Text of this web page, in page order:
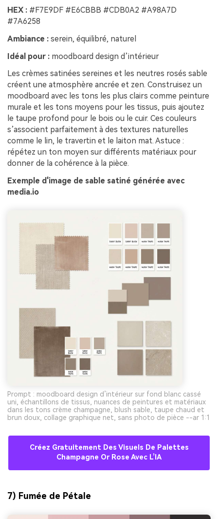
HEX : #F7E9DF #E6CBBB #CDB0A2 #A98A7D
#7A6258
Ambiance : serein, équilibré, naturel
Idéal pour : moodboard design d’intérieur
Les crèmes satinées sereines et les neutres rosés sable
créent une atmosphère ancrée et zen. Construisez un
moodboard avec les tons les plus clairs comme peinture
murale et les tons moyens pour les tissus, puis ajoutez
le taupe profond pour le bois ou le cuir. Ces couleurs
s’associent parfaitement à des textures naturelles
comme le lin, le travertin et le laiton mat. Astuce :
répétez un ton moyen sur différents matériaux pour
donner de la cohérence à la pièce.
Exemple d'image de sable satiné générée avec
media.io
Prompt : moodboard design d’intérieur sur fond blanc cassé
uni, échantillons de tissus, nuances de peintures et matériaux
dans les tons crème champagne, blush sable, taupe chaud et
brun doux, collage graphique net, sans photo de pièce --ar 1:1
Créez Gratuitement Des Visuels De Palettes
Champagne Or Rose Avec L’IA
7) Fumée de Pétale